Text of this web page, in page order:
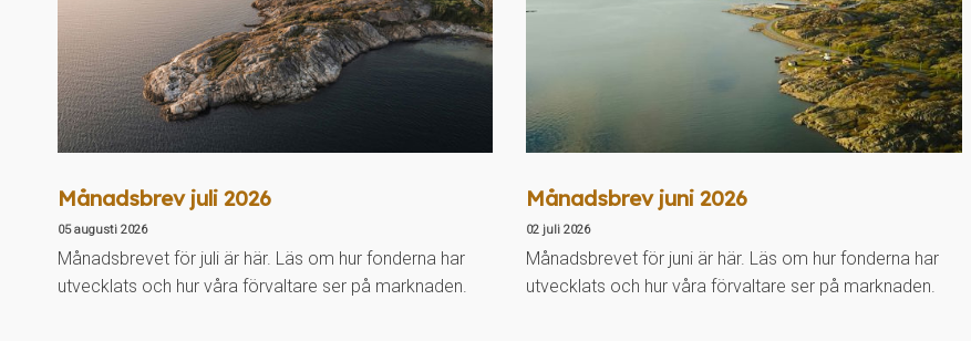
Månadsbrev juli 2026
05 augusti 2026
Månadsbrevet för juli är här. Läs om hur fonderna har
utvecklats och hur våra förvaltare ser på marknaden.
Månadsbrev juni 2026
02 juli 2026
Månadsbrevet för juni är här. Läs om hur fonderna har
utvecklats och hur våra förvaltare ser på marknaden.